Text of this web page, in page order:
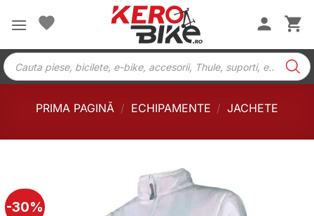
Products
search
PRIMA PAGINĂ / ECHIPAMENTE / JACHETE
-30%